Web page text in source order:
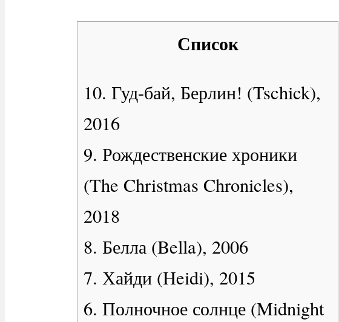
Список
10. Гуд-бай, Берлин! (Tschick),
2016
9. Рождественские хроники
(The Christmas Chronicles),
2018
8. Белла (Bella), 2006
7. Хайди (Heidi), 2015
6. Полночное солнце (Midnight